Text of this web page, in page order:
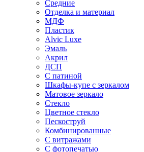
Средние
Отделка и материал
МДФ
Пластик
Alvic Luxe
Эмаль
Акрил
ДСП
С патиной
Шкафы-купе с зеркалом
Матовое зеркало
Стекло
Цветное стекло
Пескоструй
Комбинированные
С витражами
С фотопечатью